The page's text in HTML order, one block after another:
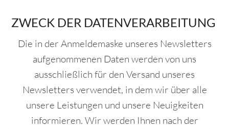
ZWECK DER DATENVERARBEITUNG
Die in der Anmeldemaske unseres Newsletters
aufgenommenen Daten werden von uns
ausschließlich für den Versand unseres
Newsletters verwendet, in dem wir über alle
unsere Leistungen und unsere Neuigkeiten
informieren. Wir werden Ihnen nach der